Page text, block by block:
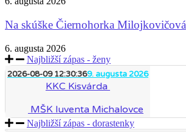
Na skúške Čiernohorka Milojkovičová
6. augusta 2026
Najbližší zápas - ženy
2026-08-09 12:30:369. augusta 2026
KKC Kisvárda
MŠK Iuventa Michalovce
Najbližší zápas - dorastenky